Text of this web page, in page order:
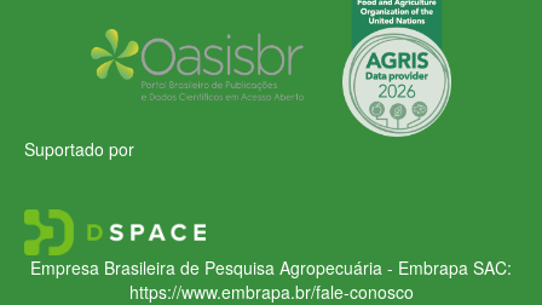
Suportado por
Empresa Brasileira de Pesquisa Agropecuária - Embrapa SAC:
https://www.embrapa.br/fale-conosco